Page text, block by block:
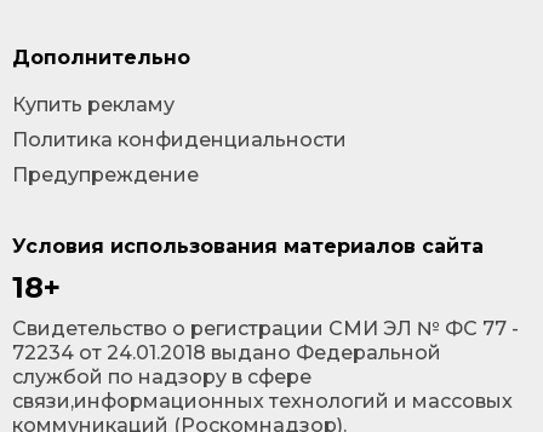
Условия использования материалов сайта
18+
Cвидетельство о регистрации СМИ ЭЛ № ФС 77 -
72234 от 24.01.2018 выдано Федеральной
службой по надзору в сфере
связи,информационных технологий и массовых
коммуникаций (Роскомнадзор).
Дополнительно
Купить рекламу
Политика конфиденциальности
Предупреждение